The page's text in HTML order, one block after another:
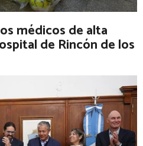
médicos de alta
de Rincón de los